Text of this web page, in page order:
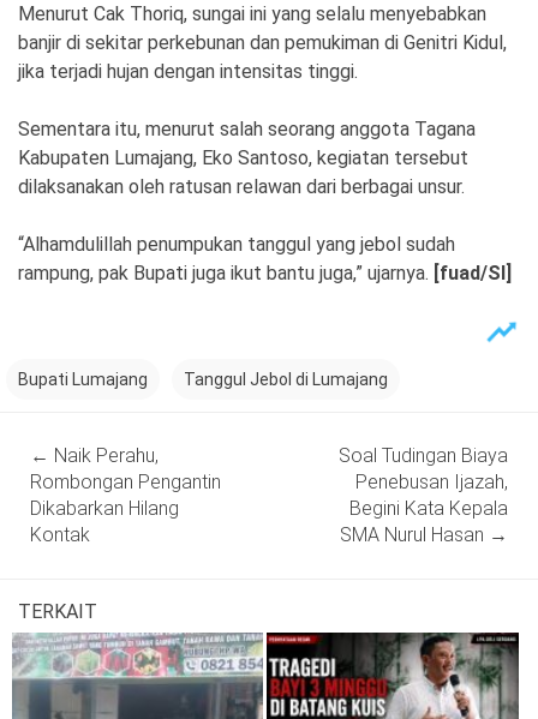
©
Copyright
2026
News
All
Reserve
Menurut Cak Thoriq, sungai ini yang selalu menyebabkan
banjir di sekitar perkebunan dan pemukiman di Genitri Kidul,
jika terjadi hujan dengan intensitas tinggi.
Sementara itu, menurut salah seorang anggota Tagana
Kabupaten Lumajang, Eko Santoso, kegiatan tersebut
dilaksanakan oleh ratusan relawan dari berbagai unsur.
“Alhamdulillah penumpukan tanggul yang jebol sudah
rampung, pak Bupati juga ikut bantu juga,” ujarnya. [fuad/SI]
Bupati Lumajang Tanggul Jebol di Lumajang
navigation
← Naik Perahu,
Rombongan Pengantin
Dikabarkan Hilang
Kontak
Soal Tudingan Biaya
Penebusan Ijazah,
Begini Kata Kepala
SMA Nurul Hasan →
TERKAIT